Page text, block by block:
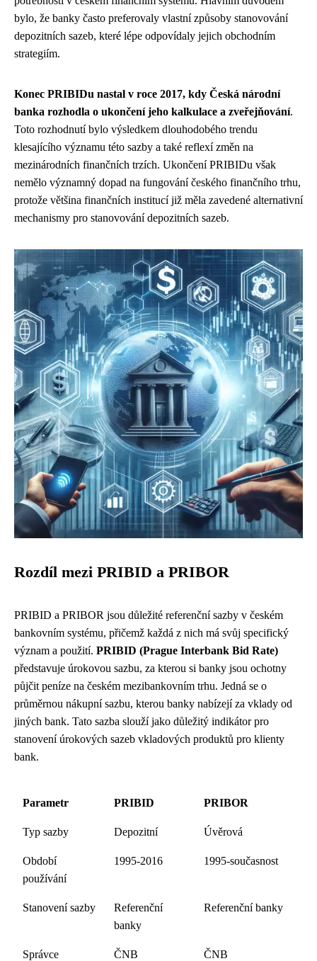
bylo, že banky často preferovaly vlastní způsoby stanovování
depozitních sazeb, které lépe odpovídaly jejich obchodním
strategiím.
Konec PRIBIDu nastal v roce 2017, kdy Česká národní
banka rozhodla o ukončení jeho kalkulace a zveřejňování.
Toto rozhodnutí bylo výsledkem dlouhodobého trendu
klesajícího významu této sazby a také reflexí změn na
mezinárodních finančních trzích. Ukončení PRIBIDu však
nemělo významný dopad na fungování českého finančního trhu,
protože většina finančních institucí již měla zavedené alternativní
mechanismy pro stanovování depozitních sazeb.
Rozdíl mezi PRIBID a PRIBOR
PRIBID a PRIBOR jsou důležité referenční sazby v českém
bankovním systému, přičemž každá z nich má svůj specifický
význam a použití. PRIBID (Prague Interbank Bid Rate)
představuje úrokovou sazbu, za kterou si banky jsou ochotny
půjčit peníze na českém mezibankovním trhu. Jedná se o
průměrnou nákupní sazbu, kterou banky nabízejí za vklady od
jiných bank. Tato sazba slouží jako důležitý indikátor pro
stanovení úrokových sazeb vkladových produktů pro klienty
bank.
Parametr PRIBID PRIBOR
Typ sazby Depozitní Úvěrová
Období
používání
1995-2016 1995-současnost
Stanovení sazby
Referenční
banky
Referenční banky
Správce ČNB ČNB